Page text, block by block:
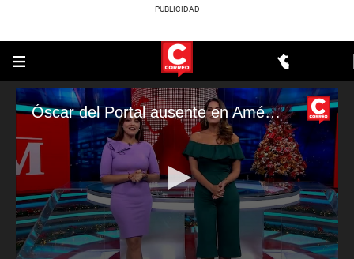
Óscar del Portal ausente en América Mediodía
ESPECTÁCULOS